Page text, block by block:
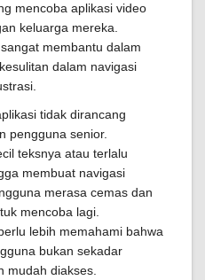
mencoba aplikasi video
keluarga mereka.
membantu dalam
dalam navigasi
tidak dirancang
pengguna senior.
teksnya atau terlalu
membuat navigasi
merasa cemas dan
mencoba lagi.
lebih memahami bahwa
bukan sekadar
mudah diakses.